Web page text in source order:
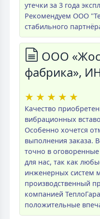
утечки за 3 года
Рекомендуем ООО
стабильного
ООО
фабрика»,
★ ★ ★ ★ ★
Качество
вибрационных
Особенно хочется
выполнения заказа.
точно в
для нас, так как
инженерных систем
производственный
компанией
положительные